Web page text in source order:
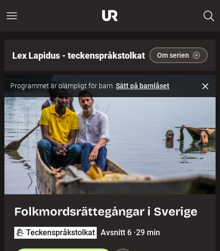
Lex Lapidus - teckenspråkstolkat Om serien
Programmet är olämpligt för barn. Sätt på barnlåset
Folkmordsrättegångar i Sverige
Teckenspråkstolkat Avsnitt 6 ·29 min